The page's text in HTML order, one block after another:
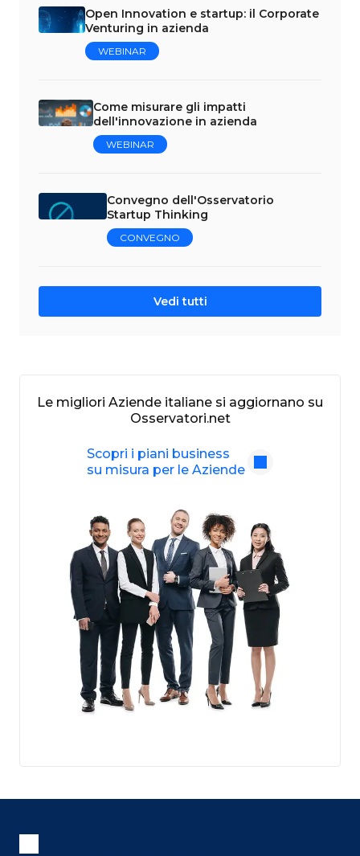
Open Innovation e startup: il Corporate
Venturing in azienda
WEBINAR
Come misurare gli impatti
dell'innovazione in azienda
WEBINAR
Convegno dell'Osservatorio
Startup Thinking
CONVEGNO
Vedi tutti
Le migliori Aziende italiane si aggiornano su
Osservatori.net
Scopri i piani business
su misura per le Aziende